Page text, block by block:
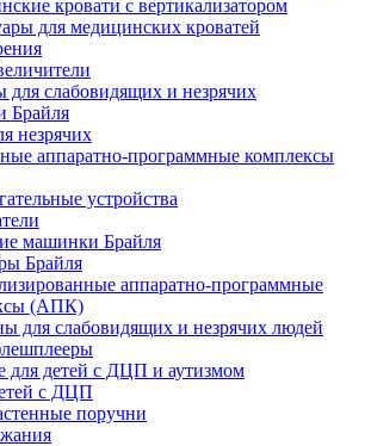
кровати с вертикализатором
для медицинских кроватей
для слабовидящих и незрячих
Брайля
незрячих
аппаратно-программные комплексы
устройства
машинки Брайля
Брайля
аппаратно-программные
(АПК)
для слабовидящих и незрячих людей
для детей с ДЦП и аутизмом
с ДЦП
поручни